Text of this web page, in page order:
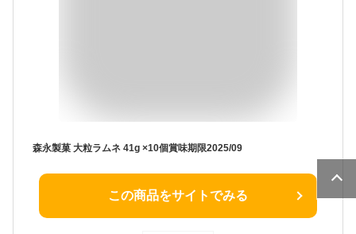
森永製菓 大粒ラムネ 41g ×10個賞味期限2025/09
この商品をサイトでみる